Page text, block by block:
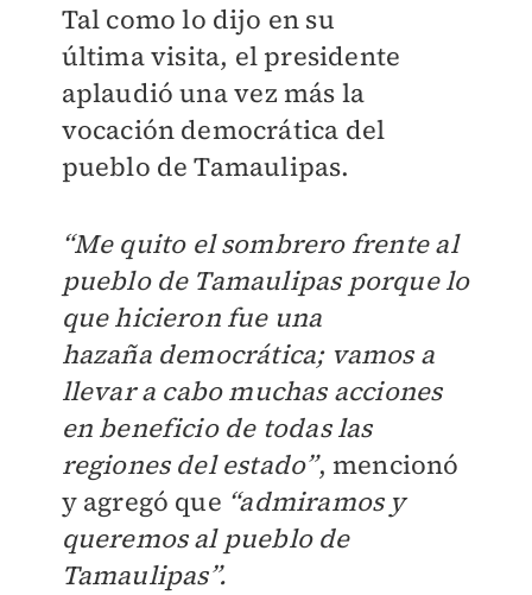
Tal como lo dijo en su
últimavisita, el presidente
aplaudió unavez más la
vocación democrática del
pueblo de Tamaulipas.
“Me quito el sombrero frenteal
pueblo de Tamaulipas porquelo
que hicieron fue una
hazaña democrática; vamos a
llevar a cabo muchas acciones
en beneficio de todas las
regiones del estado”, mencionó
y agregó que “admiramos y
queremos al pueblo de
Tamaulipas”.